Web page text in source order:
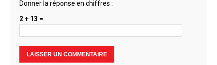
Donner la réponse en chiffres :
2 + 13 =